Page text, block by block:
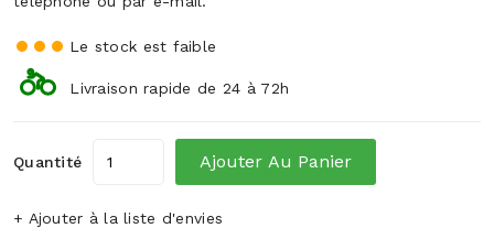
Le stock est faible
Livraison rapide de 24 à 72h
Quantité Ajouter Au Panier
+ Ajouter à la liste d'envies